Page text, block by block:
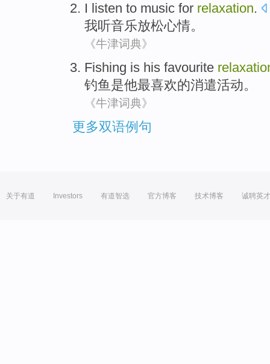
I listen to music for relaxation.
我听音乐放松心情。
《牛津词典》
Fishing is his favourite
钓鱼 是他最喜欢的消遣活动。
《牛津词典》
更多双语例句
关于有道 Investors 有道智选 官方博客 技术博客 诚聘英才